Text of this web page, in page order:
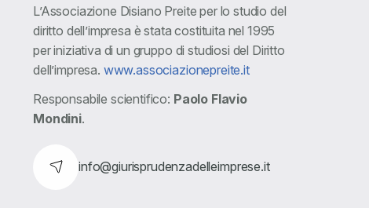
L’Associazione Disiano Preite per lo studio del
diritto dell’impresa è stata costituita nel 1995
per iniziativa di un gruppo di studiosi del Diritto
dell’impresa. www.associazionepreite.it
Responsabile scientifico: Paolo Flavio
Mondini.
info@giurisprudenzadelleimprese.it